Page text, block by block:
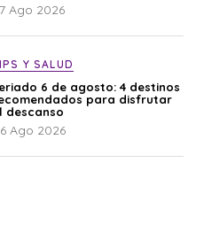
Ago 2026
Y SALUD
6 de agosto: 4 destinos
para disfrutar
descanso
Ago 2026